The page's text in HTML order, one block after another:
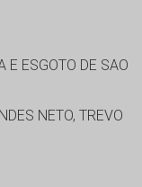
E ESGOTO DE SAO
NETO, TREVO